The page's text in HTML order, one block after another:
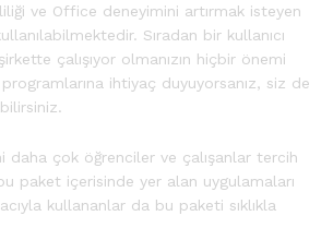
ve Office deneyimini artırmak isteyen
Sıradan bir kullanıcı
çalışıyor olmanızın hiçbir önemi
ihtiyaç duyuyorsanız, siz de
daha çok öğrenciler ve çalışanlar tercih
paket içerisinde yer alan uygulamaları
kullananlar da bu paketi sıklıkla